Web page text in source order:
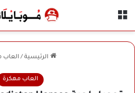
الرئيسية / العاب
العاب مهكرة